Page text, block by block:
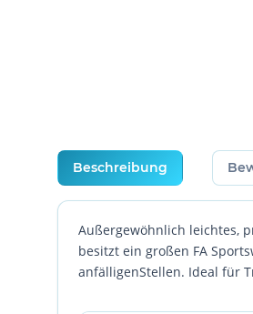
weitere Registerkarten anzeigen
Beschreibung
Außergewöhnlich leichtes,
besitzt ein großen FA
anfälligenStellen. Ideal für